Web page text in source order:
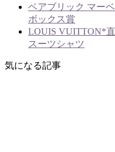
ベアブリック マー
ボックス賞
LOUIS VUITTON*
スーツシャツ
気になる記事